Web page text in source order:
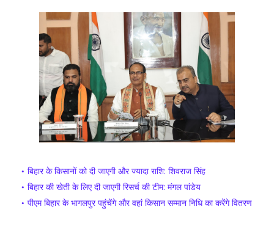
बिहार के किसानों को दी जाएगी और ज्यादा राशि: शिवराज सिंह
बिहार की खेती के लिए दी जाएगी रिसर्च की टीम: मंगल पांडेय
पीएम बिहार के भागलपुर पहुंचेंगे और वहां किसान सम्मान निधि का करेंगे वितरण